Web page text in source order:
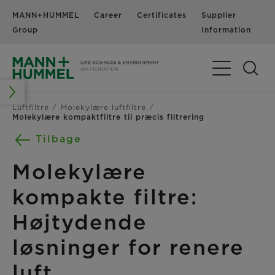
MANN+HUMMEL
Group
Career Certificates
Supplier
Information
Toggle
Luftfiltre
Molekylære luftfiltre
Molekylære kompaktfiltre til præcis filtrering
Tilbage
Molekylære
kompakte filtre:
Højtydende
løsninger for renere